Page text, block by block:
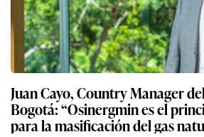
Juan Cayo, Country Manager
Bogotá: “Osinergmin es el
para la masificación del gas